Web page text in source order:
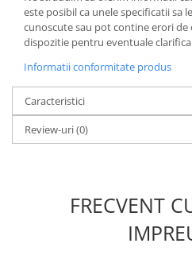
este posibil ca unele specificatii sa
cunoscute sau pot contine erori de
dispozitie pentru eventuale
Informatii conformitate produs
Caracteristici
Review-uri(0)
FRECVENT